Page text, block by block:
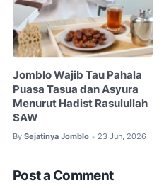
Jomblo Wajib Tau Pahala
Puasa Tasua dan Asyura
Menurut Hadist Rasulullah
SAW
By Sejatinya Jomblo • 23 Jun, 2026
Post a Comment